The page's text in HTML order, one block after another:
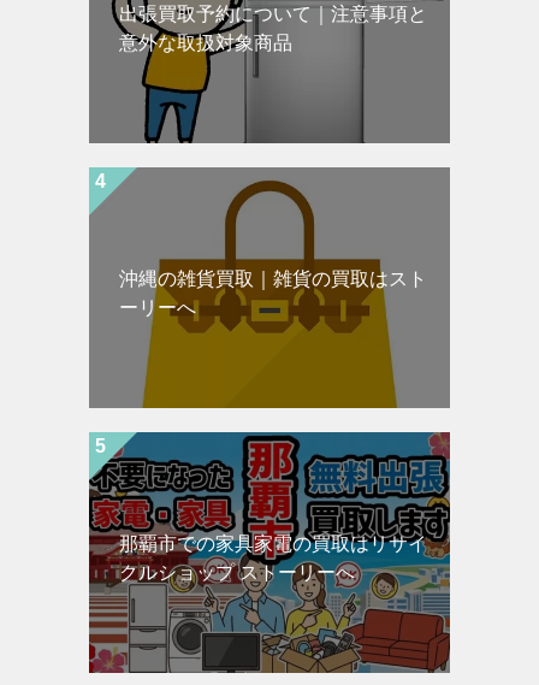
出張買取予約について｜注意事項と
意外な取扱対象商品
沖縄の雑貨買取｜雑貨の買取はスト
ーリーへ
那覇市での家具家電の買取はリサイ
クルショップ ストーリーへ